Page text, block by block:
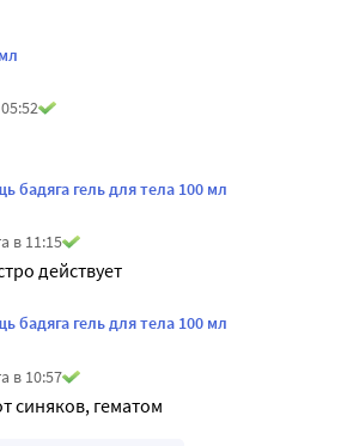
бадяга гель для тела 100 мл
в 11:15
действует
бадяга гель для тела 100 мл
в 10:57
синяков, гематом